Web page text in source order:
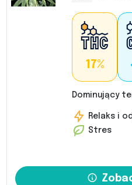
17%
Dominujący
Relaks i
Stres